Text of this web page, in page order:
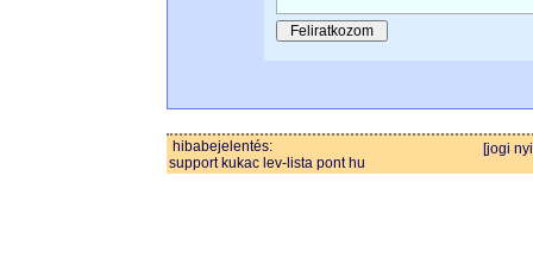
hibabejelentés:
support kukac lev-lista pont hu
[jogi